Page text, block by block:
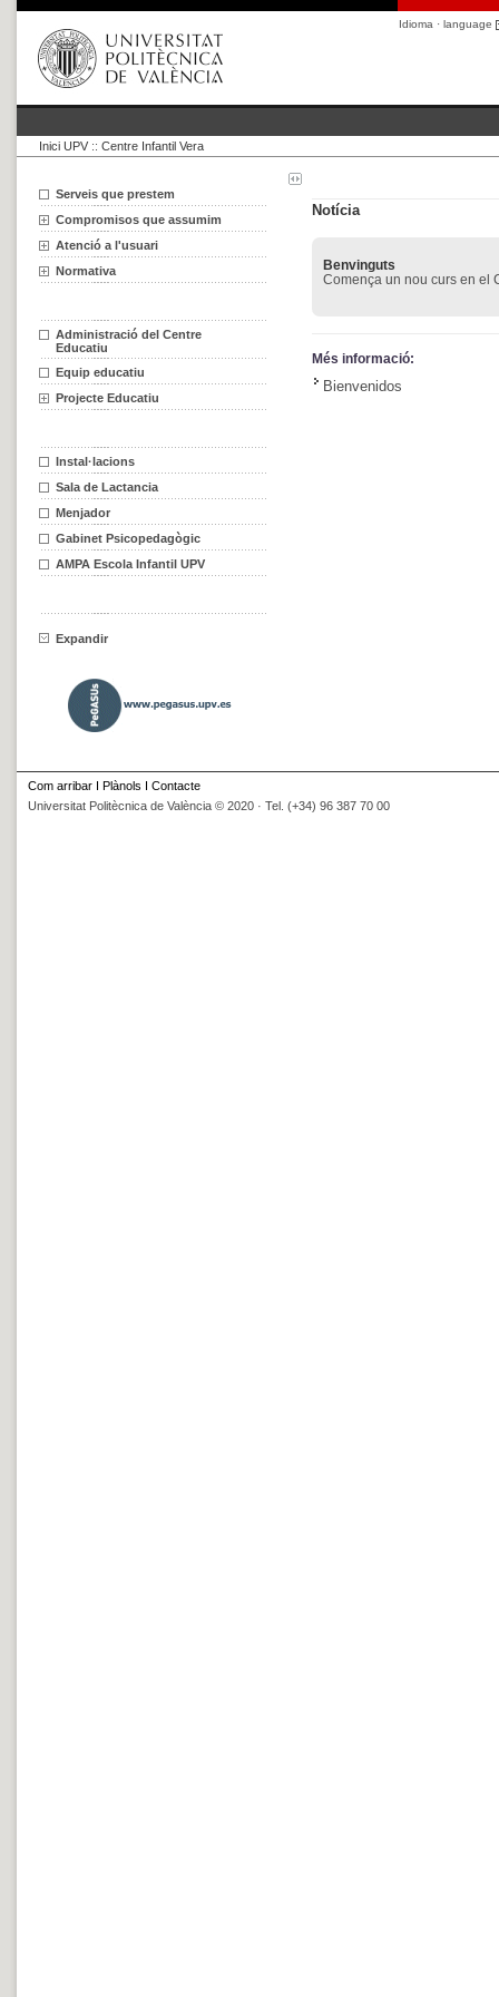
Idioma · language
Inici UPV :: Centre Infantil Vera
Serveis que prestem
Compromisos que assumim
Atenció a l'usuari
Normativa
Administració del Centre
Educatiu
Equip educatiu
Projecte Educatiu
Instal·lacions
Sala de Lactancia
Menjador
Gabinet Psicopedagògic
AMPA Escola Infantil UPV
Expandir
Notícia
Benvinguts
Comença un nou curs en el
Més informació:
Bienvenidos
Com arribar I Plànols I Contacte
Universitat Politècnica de València © 2020 · Tel. (+34) 96 387 70 00